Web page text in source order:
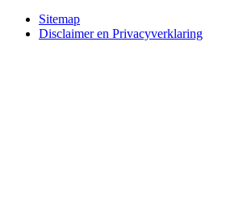
BottomSitemap
Disclaimer en Privacyverklaring